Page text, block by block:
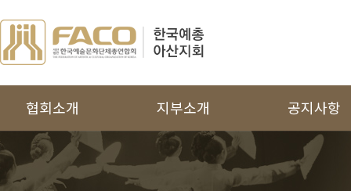
협회소개
인사말
주요사업
지부소개
국악협회
공지사항
공지사항
보도자료